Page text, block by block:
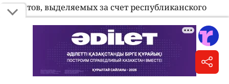
грантов, выделяемых за счет республиканского
бюджета и средств местных исполнительных
органов, высшие учебные заведения Казахстана
предоставляют абитуриентам собственные
образовательные гранты, скидки на оплату
обучения и именные стипендии,сообщает